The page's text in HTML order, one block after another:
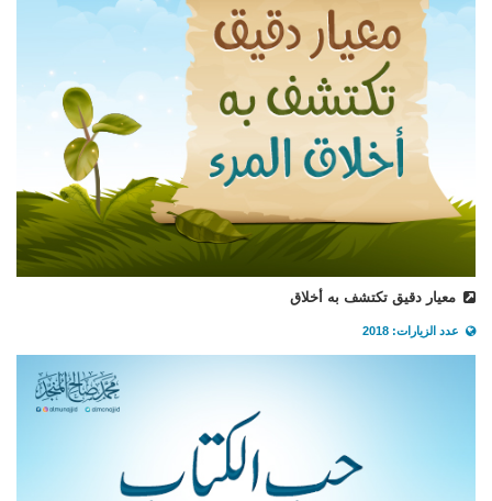
معيار دقيق تكتشف به أخلاق
عدد الزيارات: 2018